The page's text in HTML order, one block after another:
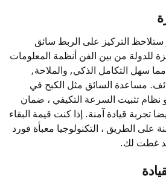
التركيز على الربط سائق
للدولة من بين الفن أنظمة المعلومات
مثل مزامنة 4 ، مما سهل التكامل الذكي, والملاحة,
مساعدة السائق مثل الكبح في
نظام تثبيت السرعة التكيفي ، ضمان
قيادة آمنة. إذا كنت قيمة البقاء
على الطريق ، التكنولوجيا معبأة فورد